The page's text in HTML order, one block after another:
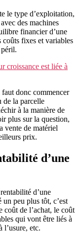
le type d’exploitation,
des machines
financier d’une
fixes et variables
croissance est liée à
faut donc commencer
de la parcelle
à la manière de
plus sur la question,
vente de matériel
prix.
d’une
d’une
peu plus tôt, c’est
coût de l’achat, le coût
qui vont être liés à
l’usure, etc.